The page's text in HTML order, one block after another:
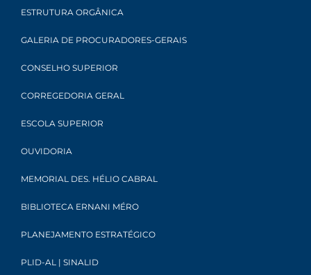
ESTRUTURA ORGÂNICA
GALERIA DE PROCURADORES-GERAIS
CONSELHO SUPERIOR
CORREGEDORIA GERAL
ESCOLA SUPERIOR
OUVIDORIA
MEMORIAL DES. HÉLIO CABRAL
BIBLIOTECA ERNANI MÉRO
PLANEJAMENTO ESTRATÉGICO
PLID-AL | SINALID